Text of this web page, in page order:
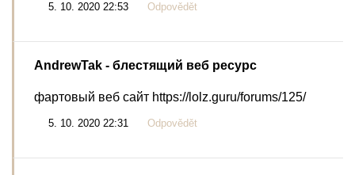
5. 10. 2020 22:53 Odpovědět
AndrewTak - блестящий веб ресурс
фартовый веб сайт https://lolz.guru/forums/125/
5. 10. 2020 22:31 Odpovědět